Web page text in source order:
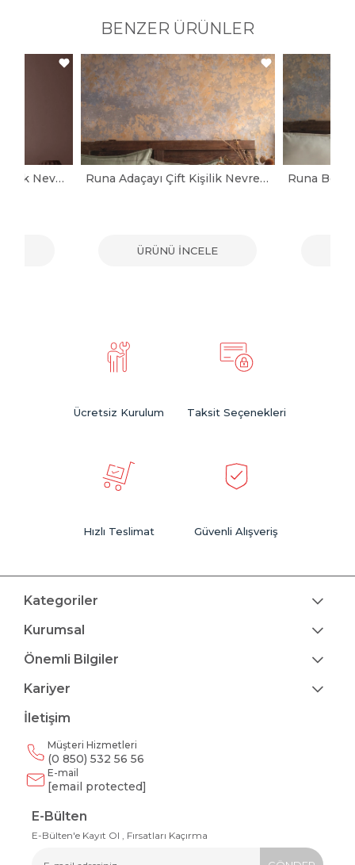
BENZER ÜRÜNLER
Helena Pembe Çift Kişilik Nevresim Takımı Runa Adaçayı Çift Kişilik Nevresim Takımı
ÜRÜNÜ İNCELE
Ücretsiz Kurulum Taksit Seçenekleri
Hızlı Teslimat Güvenli Alışveriş
Kategoriler
Kurumsal
Önemli Bilgiler
Kariyer
İletişim
Müşteri Hizmetleri
(0 850) 532 56 56
E-mail
[email protected]
E-Bülten
E-Bülten'e Kayıt Ol , Fırsatları Kaçırma